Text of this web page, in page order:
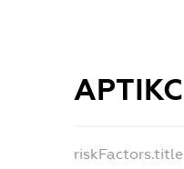
АРТІКС
riskFactors.title